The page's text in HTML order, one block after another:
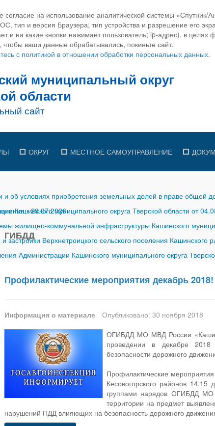
на использование аналитической системы
тип и версия Браузера; тип устройства и разрешение его
и на какие кнопки нажимает пользователь; ip-адрес). в целях
ваши данные обрабатывались, покиньте сайт.
с политикой в отношении обработки персональных данных.
ОКРУГ МЕСТНОЕ САМОУПРАВЛЕНИЕ
об условиях приобретения земельных долей в праве общей
-29.07.2026
Кашинского муниципального округа Тверской области от
жилищно-коммунальной инфраструктуры Кашинского
застройки Верхнетроицкого сельского поселения Кашинского
Администрации Кашинского муниципального округа
ГИБДД
Профилактические мероприятия декабрь 2018!
Информация о материале
Опубликовано: 30 ноября 2018
ОГИБДД МО МВД России
проведении в декабре 2018
безопасности дорожного
Профилактические
Кесовогорского районов
группами нарядов ОГИБДД МО
территории на предмет
нарушений ПДД влияющих на безопасность дорожного